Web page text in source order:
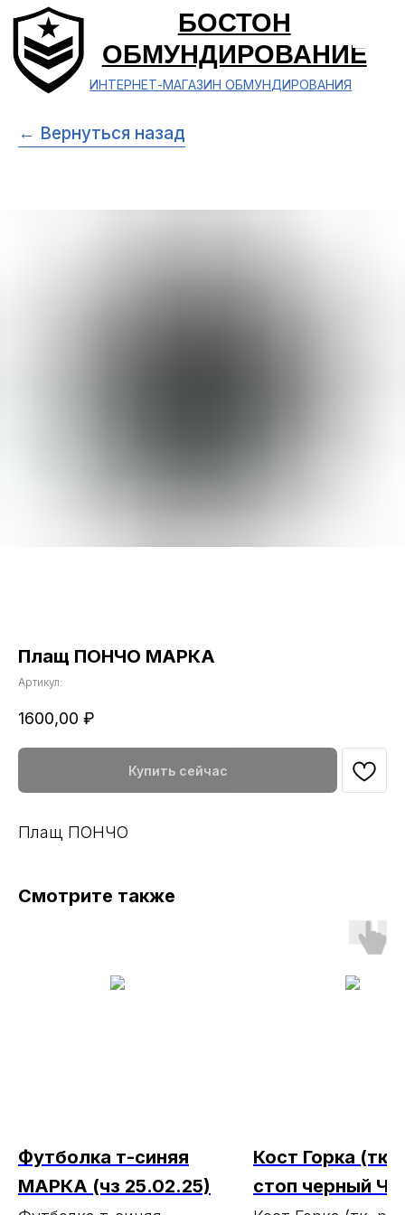
БОСТОН
ОБМУНДИРОВАНИЕ
ИНТЕРНЕТ-МАГАЗИН ОБМУНДИРОВАНИЯ
← Вернуться назад
Плащ ПОНЧО МАРКА
Артикул:
1600,00 ₽
Купить сейчас
Плащ ПОНЧО
Смотрите также
Футболка т-синяя
МАРКА (чз 25.02.25)
Кост Горка (тк.
стоп черный